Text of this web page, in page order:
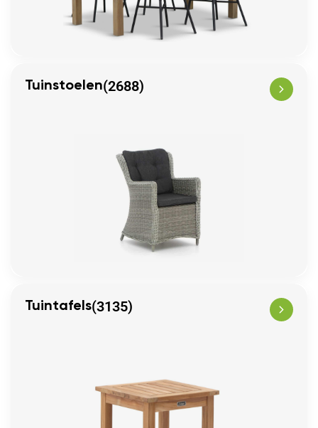
Tuinstoelen(2688)
Tuintafels(3135)